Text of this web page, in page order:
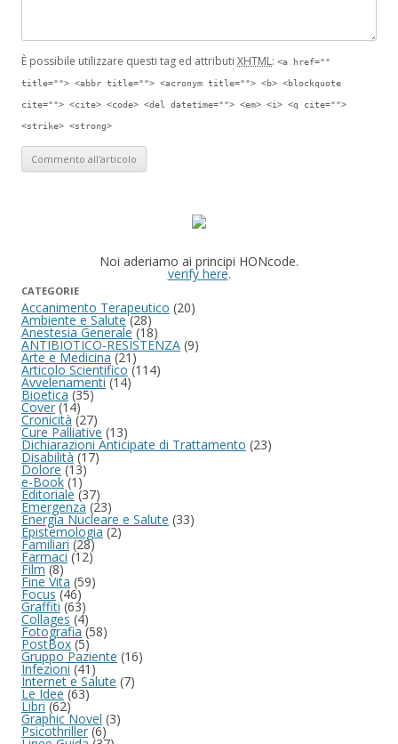
È possibile utilizzare questi tag ed attributi XHTML: <a href=""
title=""> <abbr title=""> <acronym title=""> <b> <blockquote
cite=""> <cite> <code> <del datetime=""> <em> <i> <q cite="">
<strike> <strong>
Noi aderiamo ai principi HONcode.
verify here.
CATEGORIE
Accanimento Terapeutico (20)
Ambiente e Salute(28)
Anestesia Generale(18)
ANTIBIOTICO-RESISTENZA (9)
Arte e Medicina(21)
Articolo Scientifico (114)
Avvelenamenti(14)
Bioetica(35)
Cover(14)
Cronicità (27)
Cure Palliative (13)
Dichiarazioni Anticipate di Trattamento (23)
Disabilità(17)
Dolore(13)
e-Book(1)
Editoriale (37)
Emergenza (23)
Energia Nucleare e Salute (33)
Epistemologia(2)
Familiari(28)
Farmaci(12)
Film(8)
Fine Vita (59)
Focus(46)
Graffiti(63)
Collages (4)
Fotografia (58)
PostBox(5)
Gruppo Paziente (16)
Infezioni(41)
Internet e Salute (7)
Le Idee(63)
Libri(62)
Graphic Novel (3)
Psicothriller(6)